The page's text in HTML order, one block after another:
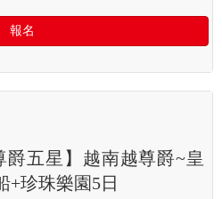
報名
爵五星】越南越尊爵~皇
+珍珠樂園5日